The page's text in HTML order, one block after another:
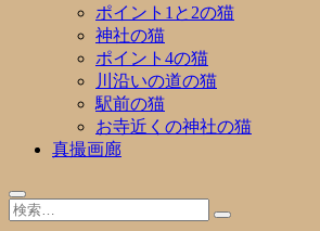
ポイント1と2の猫
神社の猫
ポイント4の猫
川沿いの道の猫
駅前の猫
お寺近くの神社の猫
真撮画廊